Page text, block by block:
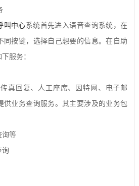
叫中心系统首先进入语音查询系统，在
同按键，选择自己想要的信息。在自助
服务：
传真回复、人工座席、因特网、电子邮
供业务查询服务。其主要涉及的业务包
询等
询